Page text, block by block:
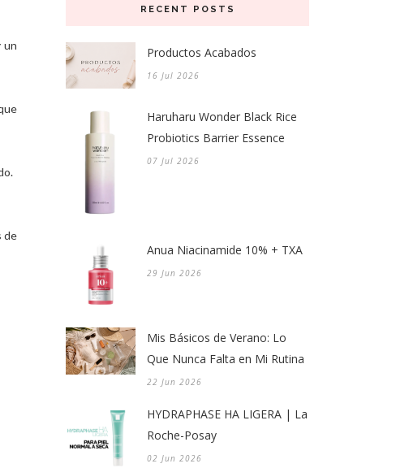
de
RECENT POSTS
Productos Acabados
16 Jul 2026
Haruharu Wonder Black Rice
Probiotics Barrier Essence
07 Jul 2026
Anua Niacinamide 10% + TXA
29 Jun 2026
Mis Básicos de Verano: Lo
Que Nunca Falta en Mi Rutina
22 Jun 2026
HYDRAPHASE HA LIGERA | La
Roche-Posay
02 Jun 2026